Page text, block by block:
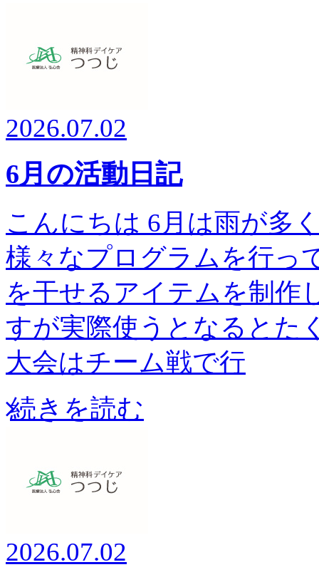
2026.07.02
6月の活動日記
こんにちは 6月は雨が多
様々なプログラムを行っ
を干せるアイテムを制作
すが実際使うとなるとた
大会はチーム戦で行
続きを読む
2026.07.02